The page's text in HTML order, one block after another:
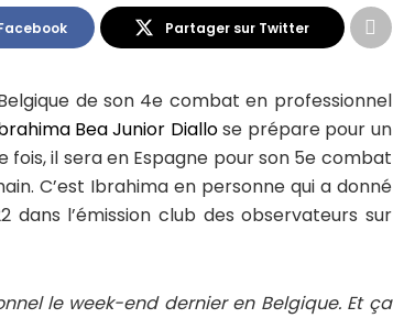
Partager sur Twitter
de son 4e combat en professionnel
Bea Junior Diallose prépare pour un
il sera en Espagne pour son 5e combat
C’est Ibrahima en personne qui a donné
dans l’émission club des observateurs sur
le week-end dernier en Belgique. Et ça